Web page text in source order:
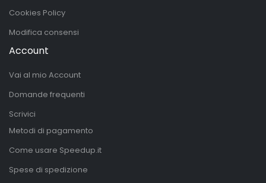
Cookies Policy
Modifica consensi
Account
Vai al mio Account
Domande frequenti
Scrivici
Metodi di pagamento
Come usare Speedup.it
Spese di spedizione